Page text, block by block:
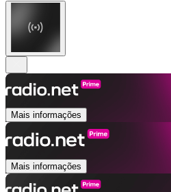
Mais informações
Mais informações